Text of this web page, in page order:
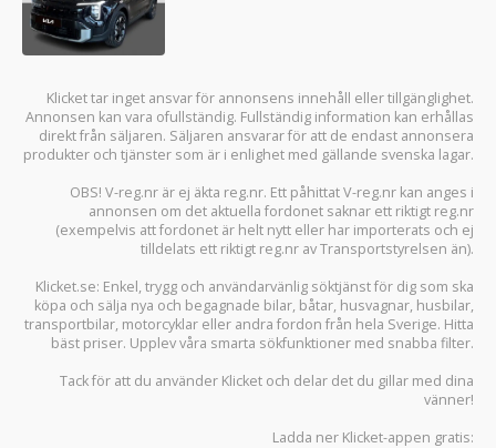
Klicket tar inget ansvar för annonsens innehåll eller tillgänglighet.
Annonsen kan vara ofullständig. Fullständig information kan erhållas
direkt från säljaren. Säljaren ansvarar för att de endast annonsera
produkter och tjänster som är i enlighet med gällande svenska lagar.
OBS! V-reg.nr är ej äkta reg.nr. Ett påhittat V-reg.nr kan anges i
annonsen om det aktuella fordonet saknar ett riktigt reg.nr
(exempelvis att fordonet är helt nytt eller har importerats och ej
tilldelats ett riktigt reg.nr av Transportstyrelsen än).
Klicket.se: Enkel, trygg och användarvänlig söktjänst för dig som ska
köpa och sälja nya och begagnade bilar, båtar, husvagnar, husbilar,
transportbilar, motorcyklar eller andra fordon från hela Sverige. Hitta
bäst priser. Upplev våra smarta sökfunktioner med snabba filter.
Tack för att du använder Klicket och delar det du gillar med dina
vänner!
Ladda ner Klicket-appen gratis: